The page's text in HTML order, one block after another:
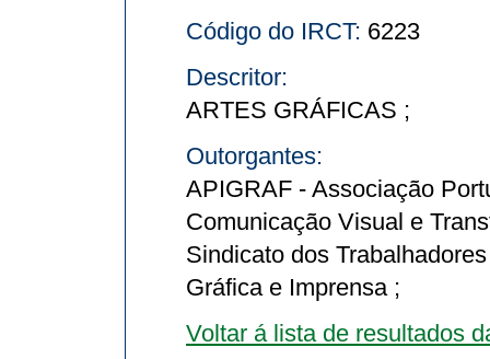
Código do IRCT: 6223
Descritor:
ARTES GRÁFICAS ;
Outorgantes:
APIGRAF - Associação
Comunicação Visual e
Sindicato dos
Gráfica e Imprensa ;
Voltar á lista de resultados